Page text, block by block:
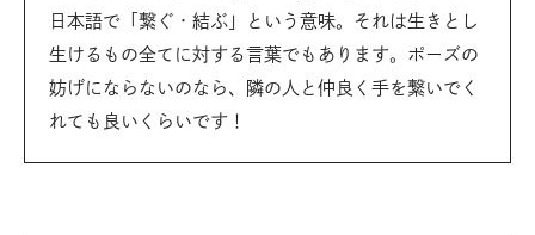
日本語で「繋ぐ・結ぶ」という意味。それは生きとし
生けるもの全てに対する言葉でもあります。ポーズの
妨げにならないのなら、隣の人と仲良く手を繋いでく
れても良いくらいです！